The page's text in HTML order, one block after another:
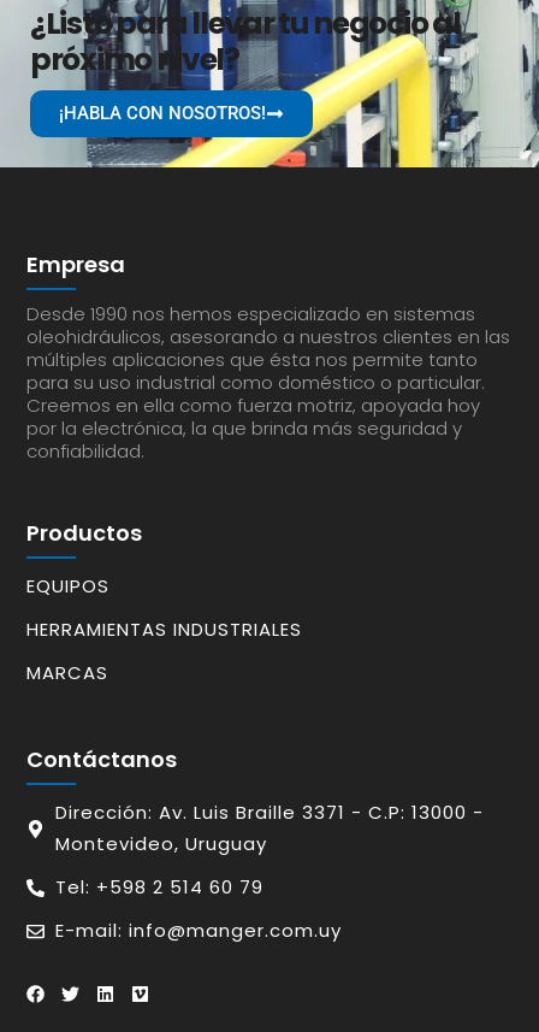
¿Listo para llevar tu negocio al
próximo nivel?
¡HABLA CON NOSOTROS!
Empresa
Desde 1990 nos hemos especializado en sistemas
oleohidráulicos, asesorando a nuestros clientes en las
múltiples aplicaciones que ésta nos permite tanto
para su uso industrial como doméstico o particular.
Creemos en ella como fuerza motriz, apoyada hoy
por la electrónica, la que brinda más seguridad y
confiabilidad.
Productos
EQUIPOS
HERRAMIENTAS INDUSTRIALES
MARCAS
Contáctanos
Dirección: Av. Luis Braille 3371 - C.P: 13000 -
Montevideo, Uruguay
Tel: +598 2 514 60 79
E-mail: info@manger.com.uy